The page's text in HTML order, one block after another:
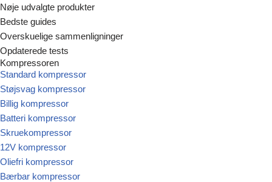
Spring
til
indhold
Nøje udvalgte produkter
Bedste guides
Overskuelige sammenligninger
Opdaterede tests
Kompressoren
Standard kompressor
Støjsvag kompressor
Billig kompressor
Batteri kompressor
Skruekompressor
12V kompressor
Oliefri kompressor
Bærbar kompressor